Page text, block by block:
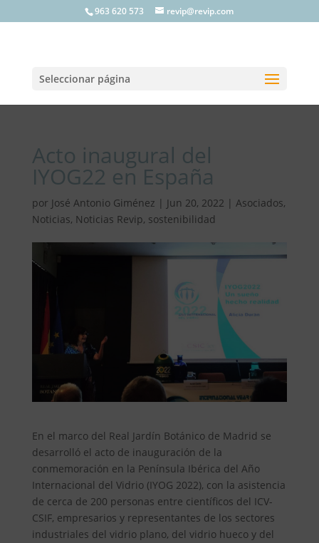
963 620 573 revip@revip.com
Seleccionar página
Acto inaugural del
IYOG22 en España
por José Antonio Giménez | Jun 20, 2022 | Asociados,
Noticias, Noticias Revip, sostenibilidad
En el marco del Real Jardín Botánico de Madrid se
desarrolló el acto de inauguración de la
conmemoración en la Península Ibérica del Año
Internacional del Vidrio (IYOG 2022), con la asistencia
de cerca de 200 personas entre científicos del ICV-
CSIF, empresarios y representantes de los sectores
industriales del vidrio plano, del vidrio hueco y del